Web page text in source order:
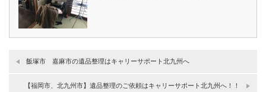
飯塚市 嘉麻市の遺品整理はキャリーサポート北九州へ
【福岡市、北九州市】遺品整理のご依頼はキャリーサポート北九州へ！！